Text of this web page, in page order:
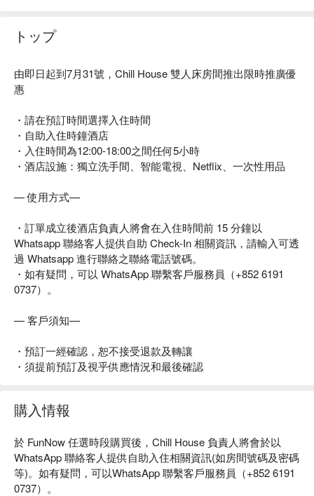
トップ
由即日起到7月31號，Chill House 雙人床房間推出限時推廣優
惠
・請在預訂時間選擇入住時間
・自助入住時鐘酒店
・入住時間為12:00-18:00之間任何5小時
・酒店設施：獨立洗手間、智能電視、Netflix、一次性用品
— 使用方式—
・訂單成立後酒店負責人將會在入住時間前 15 分鐘以
Whatsapp 聯絡客人提供自助 Check-In 相關資訊，請輸入可透
過 Whatsapp 進行聯絡之聯絡電話號碼。
・如有疑問，可以 WhatsApp 聯繫客戶服務員（+852 6191
0737）。
— 客戶須知—
・預訂一經確認，恕不接受退款及轉讓
・須提前預訂及視乎供應情況和最後確認
購入情報
於 FunNow任選時段購買後， Chill House 負責人將會於以
WhatsApp聯絡客人提供自助入住相關資訊(如房間號碼及密碼
等)。如有疑問，可以WhatsApp聯繫客戶服務員（+852 6191
0737）。